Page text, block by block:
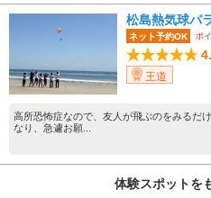
松島熱気球パ
ネット予約OK ポ
王道
高所恐怖症なので、友人が飛ぶのをみるだ
なり、急遽お願...
体験スポットを